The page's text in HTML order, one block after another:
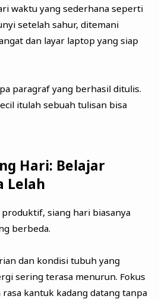
waktu yang sederhana seperti
setelah sahur, ditemani
dan layar laptop yang siap
paragraf yang berhasil ditulis.
itulah sebuah tulisan bisa
Hari: Belajar
Lelah
produktif, siang hari biasanya
berbeda.
dan kondisi tubuh yang
sering terasa menurun. Fokus
kantuk kadang datang tanpa